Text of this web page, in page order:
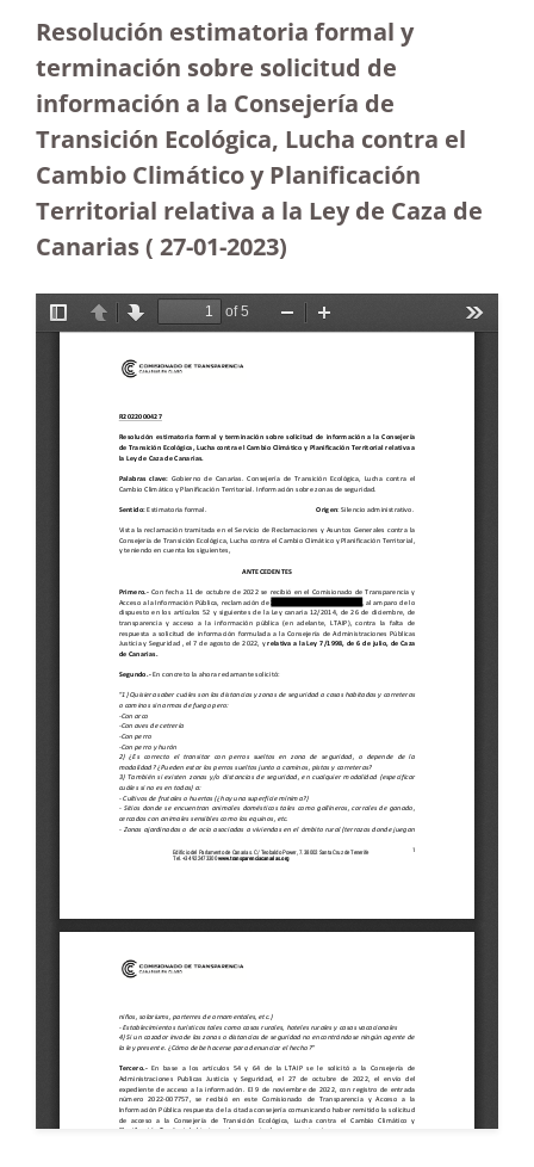
Resolución estimatoria formal y
terminación sobre solicitud de
información a la Consejería de
Transición Ecológica, Lucha contra el
Cambio Climático y Planificación
Territorial relativa a la Ley de Caza de
Canarias ( 27-01-2023)